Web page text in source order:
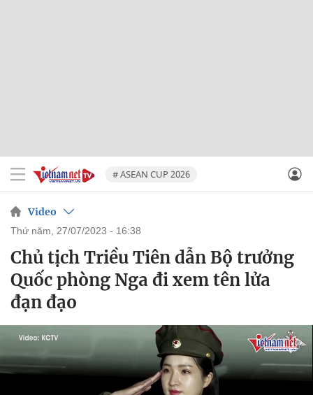
# ASEAN CUP 2026
Video
thứ năm, 27/07/2023 - 16:38
Chủ tịch Triều Tiên dẫn Bộ trưởng
Quốc phòng Nga đi xem tên lửa
đạn đạo